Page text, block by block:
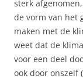
sterk
de vorm van het
maken met de
weet dat de
voor een deel
ook door onszelf